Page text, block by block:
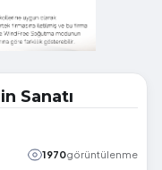
Sanatı
1970görüntülenme